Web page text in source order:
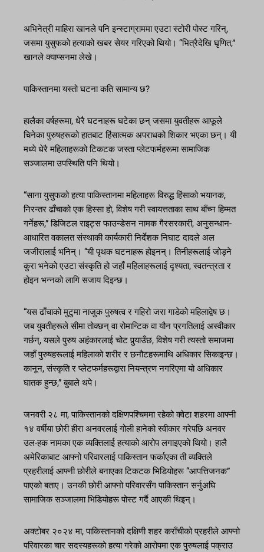
अभिनेत्री माहिरा खानले पनि इन्स्टाग्राममा एउटा स्टोरी पोस्ट गरिन्,
जसमा युसुफको हत्याको खबर सेयर गरिएको थियो। “भित्रैदेखि घृणित,”
खानले क्याप्सनमा लेखे।
पाकिस्तानमा यस्तो घटना कति सामान्य छ?
हालैका वर्षहरूमा, धेरै घटनाहरू घटेका छन् जसमा युवतीहरू आफूले
चिनेका पुरुषहरूको हातबाट हिंसात्मक अपराधको शिकार भएका छन्। यी
मध्ये धेरै महिलाहरूको टिकटक जस्ता प्लेटफर्महरूमा सामाजिक
सञ्जालमा उपस्थिति पनि थियो।
“साना युसुफको हत्या पाकिस्तानमा महिलाहरू विरुद्ध हिंसाको भयानक,
निरन्तर ढाँचाको एक हिस्सा हो, विशेष गरी स्वायत्तताका साथ बाँच्न हिम्मत
गर्नेहरू,” डिजिटल राइट्स फाउन्डेसन नामक गैरसरकारी, अनुसन्धान-
आधारित वकालत संस्थाकी कार्यकारी निर्देशक निघाट दादले अल
जजीरालाई भनिन्। “यी पृथक घटनाहरू होइनन्। तिनीहरूलाई जोड्ने
कुरा भनेको एउटा संस्कृति हो जहाँ महिलाहरूलाई दृश्यता, स्वतन्त्रता र
होइन भन्नको लागि सजाय दिइन्छ।
“यस ढाँचाको मुटुमा नाजुक पुरुषत्व र गहिरो जरा गाडेको महिलाद्वेष छ।
जब युवतीहरूले सीमा तोक्छन् वा रोमान्टिक वा यौन प्रगतिलाई अस्वीकार
गर्छन्, यसले पुरुष अहंकारलाई चोट पुर्‍याउँछ, विशेष गरी त्यस्तो समाजमा
जहाँ पुरुषहरूलाई महिलाको शरीर र छनौटहरूमाथि अधिकार सिकाइन्छ।
कानून, संस्कृति र प्लेटफर्महरूद्वारा नियन्त्रण नगरिएमा यो अधिकार
घातक हुन्छ,” बुबाले थपे।
जनवरी २८ मा, पाकिस्तानको दक्षिणपश्चिममा रहेको क्वेटा शहरमा आफ्नी
१४ वर्षीया छोरी हीरा अनवरलाई गोली हानेको स्वीकार गरेपछि अनवर
उल-हक नामका एक व्यक्तिलाई हत्याको आरोप लगाइएको थियो। हालै
अमेरिकाबाट आफ्नो परिवारलाई पाकिस्तान फर्काएका ती व्यक्तिले
प्रहरीलाई आफ्नी छोरीले बनाएका टिकटक भिडियोहरू “आपत्तिजनक”
पाएको बताए। उनकी छोरी आफ्नो परिवारसँग पाकिस्तान सर्नुअघि
सामाजिक सञ्जालमा भिडियोहरू पोस्ट गर्दै आएकी थिइन्।
अक्टोबर २०२४ मा, पाकिस्तानको दक्षिणी शहर कराँचीको प्रहरीले आफ्नो
परिवारका चार सदस्यहरूको हत्या गरेको आरोपमा एक पुरुषलाई पक्राउ